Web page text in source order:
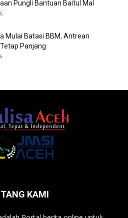
Pungli Bantuan Baitul Mal
Mulai Batasi BBM, Antrean
Panjang
KAMI